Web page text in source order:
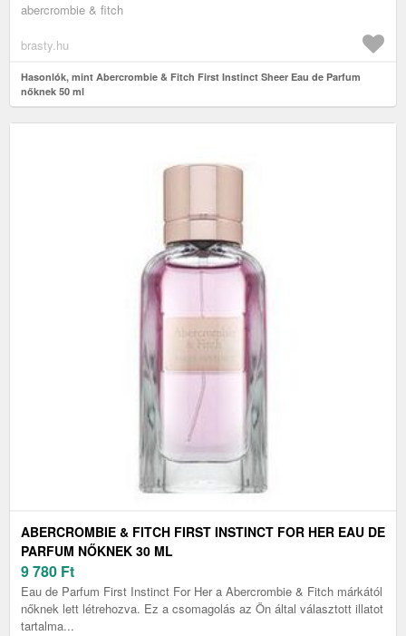
abercrombie & fitch
brasty.hu
Hasonlók, mint Abercrombie & Fitch First Instinct Sheer Eau de Parfum
nőknek 50 ml
ABERCROMBIE & FITCH FIRST INSTINCT FOR HER EAU DE
PARFUM NŐKNEK 30 ML
9 780 Ft
Eau de Parfum First Instinct For Her a Abercrombie & Fitch márkától
nőknek lett létrehozva. Ez a csomagolás az Ön által választott illatot
tartalma...